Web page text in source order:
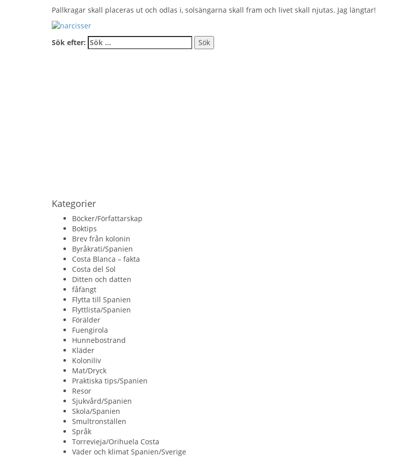
Pallkragar skall placeras ut och odlas i, solsängarna skall fram och livet skall njutas. Jag längtar!
Sök efter:
Kategorier
Böcker/Författarskap
Boktips
Brev från kolonin
Byråkrati/Spanien
Costa Blanca – fakta
Costa del Sol
Ditten och datten
fåfängt
Flytta till Spanien
Flyttlista/Spanien
Förälder
Fuengirola
Hunnebostrand
Kläder
Koloniliv
Mat/Dryck
Praktiska tips/Spanien
Resor
Sjukvård/Spanien
Skola/Spanien
Smultronställen
Språk
Torrevieja/Orihuela Costa
Väder och klimat Spanien/Sverige